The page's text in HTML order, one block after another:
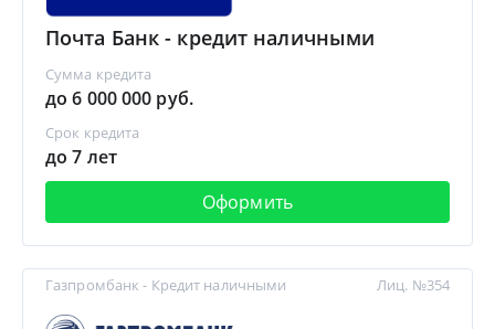
Почта Банк - кредит наличными
Сумма кредита
до 6 000 000 руб.
Срок кредита
до 7 лет
Оформить
Газпромбанк - Кредит наличными Лиц. №354